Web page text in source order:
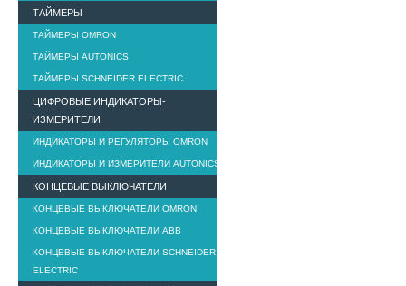
ТАЙМЕРЫ
ТАЙМЕРЫ OMRON
ТАЙМЕРЫ AUTONICS
ТАЙМЕРЫ SCHNEIDER ELECTRIC
ЦИФРОВЫЕ ИНДИКАТОРЫ-
ИЗМЕРИТЕЛИ
ИНДИКАТОРЫ И РЕГУЛЯТОРЫ OMRON
ИНДИКАТОРЫ И ИЗМЕРИТЕЛИ AUTONICS
КОНЦЕВЫЕ ВЫКЛЮЧАТЕЛИ
КОНЦЕВЫЕ ВЫКЛЮЧАТЕЛИ OMRON
КОНЦЕВЫЕ ВЫКЛЮЧАТЕЛИ ABB
КОНЦЕВЫЕ ВЫКЛЮЧАТЕЛИ SCHNEIDER
ELECTRIC